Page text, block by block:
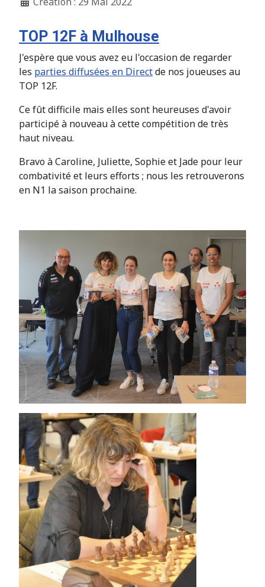
TOP 12F à Mulhouse
J'espère que vous avez eu l'occasion de regarder
les parties diffusées en Directde nos joueuses au
TOP 12F.
Ce fût difficile mais elles sont heureuses d'avoir
participé à nouveau à cette compétition de très
haut niveau.
Bravo à Caroline, Juliette, Sophie et Jade pour leur
combativité et leurs efforts ; nous les retrouverons
en N1 la saison prochaine.